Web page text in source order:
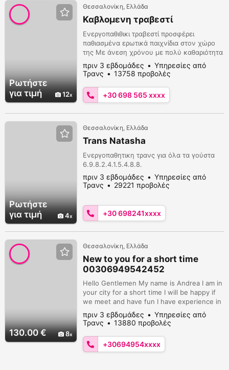
Ρωτήστε
για τιμή
12
Θεσσαλονίκη, Ελλάδα
Καβλομενη τραβεστί
Ενεργοπαθιθικι τραβεστί προσφέρει
παθιασμένα ερωτικά παιχνίδια στον χώρο
της Με άνεση χρόνου με πολύ καθαριότητα
και ασφάλεια 6985650305 παρακαλώ μόνο
με νούμερα
πριν 3 εβδομάδες
Υπηρεσίες από
Τρανς
13758 προβολές
+30 698 565 xxxx
Ρωτήστε
για τιμή
4
Θεσσαλονίκη, Ελλάδα
Trans Natasha
Ενεργοπαθητικη τρανς για όλα τα γούστα
6.9.8.2.4.1.5.4.8.8.
πριν 3 εβδομάδες
Υπηρεσίες από
Τρανς
29221 προβολές
+30 698241xxxx
130.00 € 8
Θεσσαλονίκη, Ελλάδα
New to you for a short time
00306949542452
Hello Gentlemen My name is Andrea I am in
your city for a short time I will be happy if
we meet and have fun I have experience in
the field of sex services I guarantee 100%
pleasure
πριν 3 εβδομάδες
Υπηρεσίες από
Τρανς
13880 προβολές
+30694954xxxx